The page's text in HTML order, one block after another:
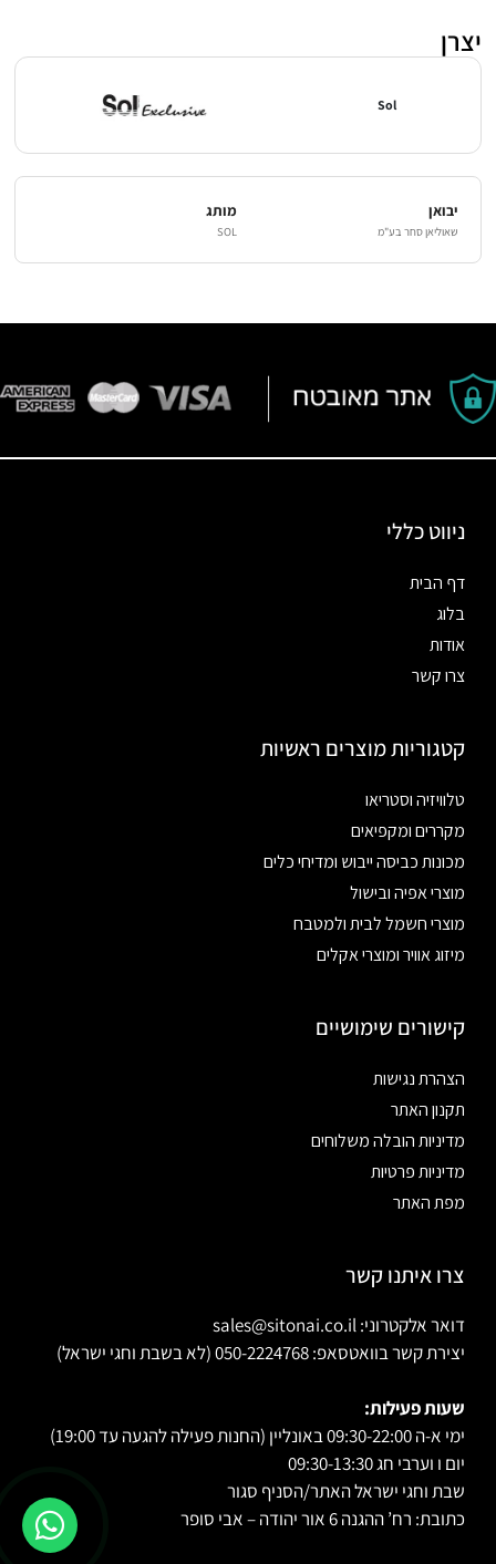
יצרן
Sol
יבואן
שאוליאן סחר בע"מ
מותג
SOL
ניווט כללי
דף הבית
בלוג
אודות
צרו קשר
קטגוריות מוצרים ראשיות
טלוויזיה וסטריאו
מקררים ומקפיאים
מכונות כביסה ייבוש ומדיחי כלים
מוצרי אפיה ובישול
מוצרי חשמל לבית ולמטבח
מיזוג אוויר ומוצרי אקלים
קישורים שימושיים
הצהרת נגישות
תקנון האתר
מדיניות הובלה משלוחים
מדיניות פרטיות
מפת האתר
צרו איתנו קשר
דואר אלקטרוני: sales@sitonai.co.il
יצירת קשר בוואטסאפ: 050-2224768 (לא בשבת וחגי ישראל)
שעות פעילות:
ימי א-ה 09:30-22:00 באונליין (החנות פעילה להגעה עד 19:00)
יום ו וערבי חג 09:30-13:30
שבת וחגי ישראל האתר/הסניף סגור
כתובת: רח’ ההגנה 6 אור יהודה – אבי סופר